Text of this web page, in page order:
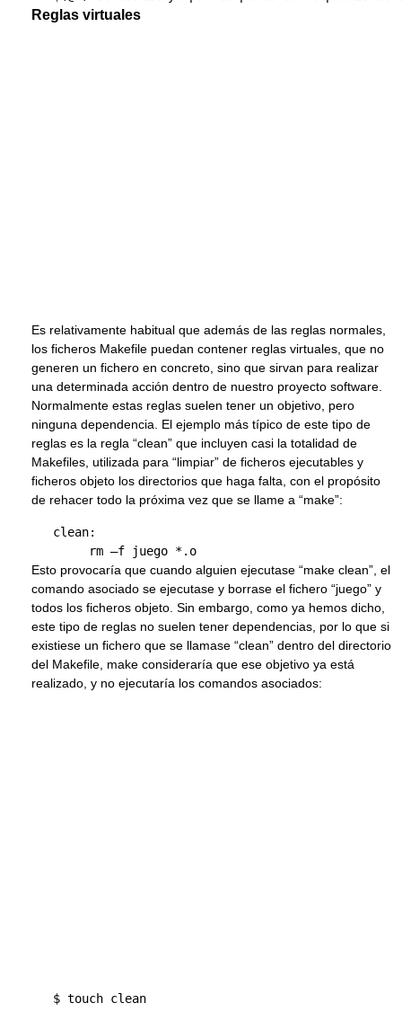
Reglas virtuales
Es relativamente habitual que además de las reglas normales,
los ficheros Makefile puedan contener reglas virtuales, que no
generen un fichero en concreto, sino que sirvan para realizar
una determinada acción dentro de nuestro proyecto software.
Normalmente estas reglas suelen tener un objetivo, pero
ninguna dependencia. El ejemplo más típico de este tipo de
reglas es la regla “clean” que incluyen casi la totalidad de
Makefiles, utilizada para “limpiar” de ficheros ejecutables y
ficheros objeto los directorios que haga falta, con el propósito
de rehacer todo la próxima vez que se llame a “make”:
   clean:
Esto provocaría que cuando alguien ejecutase “make clean”, el
comando asociado se ejecutase y borrase el fichero “juego” y
todos los ficheros objeto. Sin embargo, como ya hemos dicho,
este tipo de reglas no suelen tener dependencias, por lo que si
existiese un fichero que se llamase “clean” dentro del directorio
del Makefile, make consideraría que ese objetivo ya está
realizado, y no ejecutaría los comandos asociados:
   $ touch clean